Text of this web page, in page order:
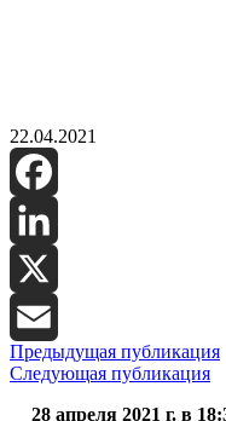
22.04.2021
Facebook
LinkedIn
X
Email
Предыдущая публикация
Следующая публикация
28 апреля 2021 г. в